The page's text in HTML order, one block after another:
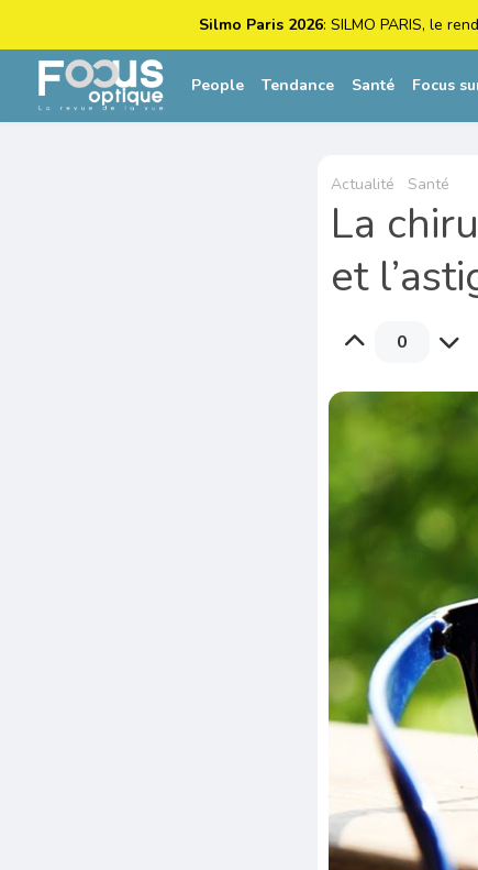
Silmo Paris 2026: SILMO PARIS, le
People Tendance Santé Focus
Actualité Santé
La
et
0